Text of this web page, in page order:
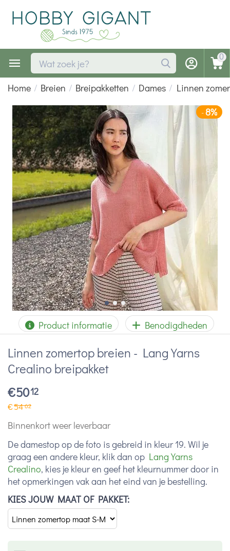
0
Home / Breien / Breipakketten / Dames / Linnen
-8%
Product informatie Benodigdheden
Linnen zomertop breien - Lang Yarns
Crealino breipakket
€5012
€5462
Binnenkort weer leverbaar
De damestop op de foto is gebreid in kleur 19. Wil je
graag een andere kleur, klik dan op Lang Yarns
Crealino, kies je kleur en geef het kleurnummer door in
het opmerkingen vak aan het eind van je bestelling.
KIES JOUW MAAT OF PAKKET: